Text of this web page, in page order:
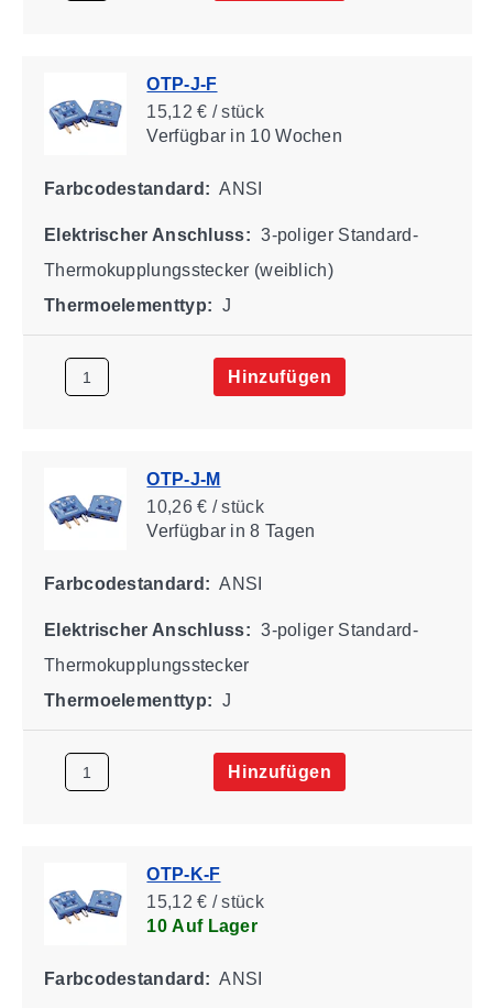
OTP-J-F
15,12 € / stück
Verfügbarin 10 Wochen
Farbcodestandard: ANSI
Elektrischer Anschluss: 3-poliger Standard-
Thermokupplungsstecker (weiblich)
Thermoelementtyp: J
Hinzufügen
OTP-J-M
10,26 € / stück
Verfügbarin 8 Tagen
Farbcodestandard: ANSI
Elektrischer Anschluss: 3-poliger Standard-
Thermokupplungsstecker
Thermoelementtyp: J
Hinzufügen
OTP-K-F
15,12 € / stück
10 Auf Lager
Farbcodestandard: ANSI